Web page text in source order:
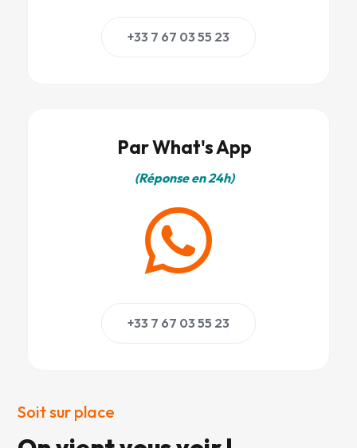
+33 7 67 03 55 23
Par What's App
(Réponse en 24h)

+33 7 67 03 55 23
Soit sur place